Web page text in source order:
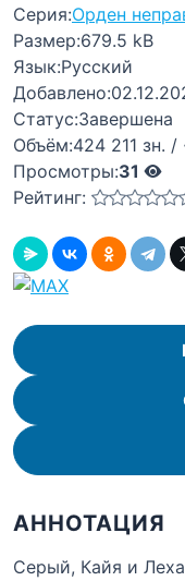
Серия:Орден
Размер:679.5 kB
Язык:Русский
Добавлено:
Статус:Завершена
Объём:424 211 зн. /
Просмотры:31
Рейтинг:
АННОТАЦИЯ
Серый, Кайя и